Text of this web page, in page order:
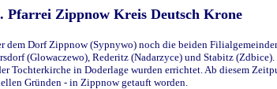
Pfarrei Zippnow Kreis Deutsch Krone
dem Dorf Zippnow (Sypnywo) noch die beiden
(Glowaczewo), Rederitz (Nadarzyce) und Stabitz
in Doderlage wurden errichtet. Ab diesem
Gründen - in Zippnow getauft worden.